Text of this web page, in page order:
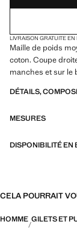
LIVRAISON GRATUITE EN
Maille de poids
coton. Coupe
manches et sur le
DÉTAILS,
MESURES
DISPONIBILITÉ EN
CELA POURRAIT
HOMME GILETS ET